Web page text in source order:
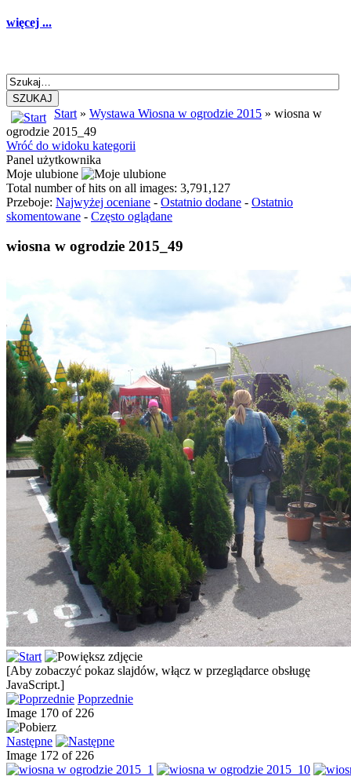
więcej ...
SZUKAJ
Start » Wystawa Wiosna w ogrodzie 2015 » wiosna w
ogrodzie 2015_49
Wróć do widoku kategorii
Panel użytkownika
Moje ulubione
Total number of hits on all images: 3,791,127
Przeboje: Najwyżej oceniane - Ostatnio dodane - Ostatnio
skomentowane - Często oglądane
wiosna w ogrodzie 2015_49
[Aby zobaczyć pokaz slajdów, włącz w przeglądarce obsługę
JavaScript.]
Poprzednie
Image 170 of 226
Następne
Image 172 of 226